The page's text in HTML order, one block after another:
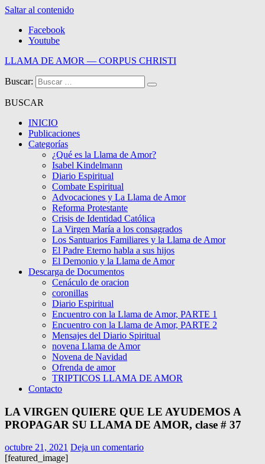
Saltar al contenido
Facebook
Youtube
LLAMA DE AMOR — CORPUS CHRISTI
Blog de la Llama de Amor
Buscar:
BUSCAR
INICIO
Publicaciones
Categorías
¿Qué es la Llama de Amor?
Isabel Kindelmann
Diario Espiritual
Combate Espiritual
Advocaciones y La Llama de Amor
Reforma Protestante
Crisis de Identidad Católica
La Virgen María a los consagrados
Los Santuarios Familiares y la Llama de Amor
El Padre Eterno habla a sus hijos
El Demonio y la Llama de Amor
Descarga de Documentos
Cenáculo de oracion
coronillas
Diario Espiritual
Encuentro con la Llama de Amor, PARTE 1
Encuentro con la Llama de Amor, PARTE 2
Mensajes del Diario Spiritual
novena Llama de Amor
Novena de Navidad
Ofrenda de amor
TRIPTICOS LLAMA DE AMOR
Contacto
LA VIRGEN QUIERE QUE LE AYUDEMOS A
PROPAGAR SU LLAMA DE AMOR, clase # 37
octubre 21, 2021 Deja un comentario
[featured_image]